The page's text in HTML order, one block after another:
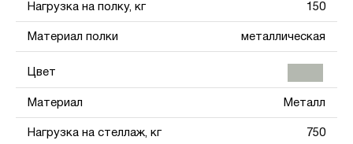
Нагрузка на полку, кг 150
Материал полки металлическая
Цвет
Материал Металл
Нагрузка на стеллаж, кг 750